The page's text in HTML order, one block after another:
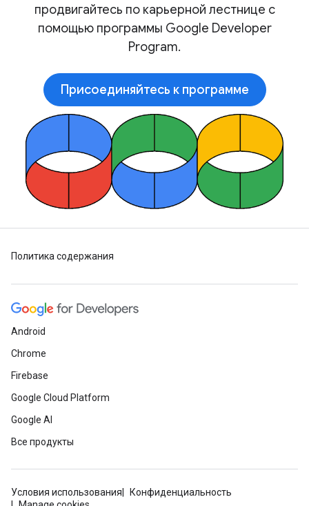
продвигайтесь по карьерной лестнице с
помощью программы Google Developer
Program.
Присоединяйтесь к программе
Политика содержания
Android
Chrome
Firebase
Google Cloud Platform
Google AI
Все продукты
Условия использования
Конфиденциальность